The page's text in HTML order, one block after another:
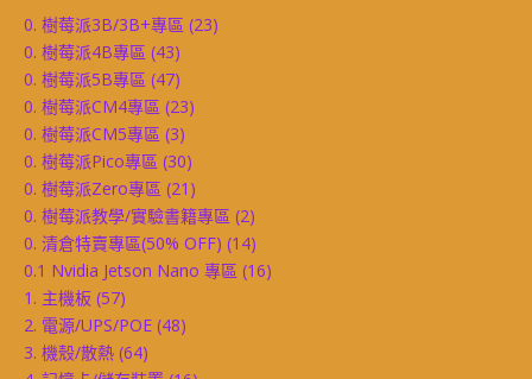
0. 樹莓派3B/3B+專區 (23)
0. 樹莓派4B專區 (43)
0. 樹莓派5B專區 (47)
0. 樹莓派CM4專區 (23)
0. 樹莓派CM5專區 (3)
0. 樹莓派Pico專區 (30)
0. 樹莓派Zero專區 (21)
0. 樹莓派教學/實驗書籍專區 (2)
0. 清倉特賣專區(50% OFF) (14)
0.1 Nvidia Jetson Nano 專區 (16)
1. 主機板 (57)
2. 電源/UPS/POE (48)
3. 機殼/散熱 (64)